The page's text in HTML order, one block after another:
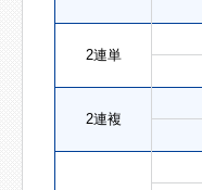
2連単
2連複